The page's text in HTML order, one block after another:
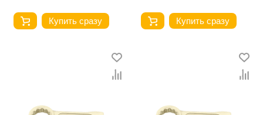
Купить сразу Купить сразу